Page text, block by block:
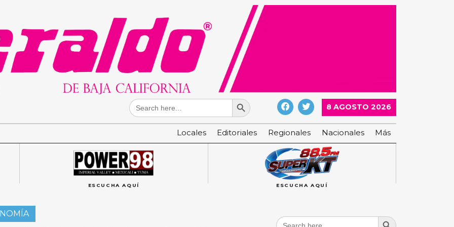
Search
for:
Search Button
8 AGOSTO 2026
Locales Editoriales Regionales Nacionales Más
ESCUCHA AQUÍ ESCUCHA AQUÍ
Search
Search Button